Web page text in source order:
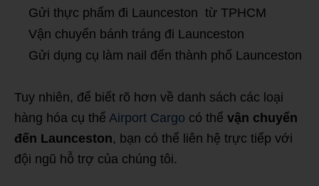
Gửi thực phẩm đi Launceston từ TPHCM
Vận chuyển bánh tráng đi Launceston
Gửi dụng cụ làm nail đến thành phố Launceston
Tuy nhiên, để biết rõ hơn về danh sách các loại
hàng hóa cụ thể Airport Cargo có thể vận chuyển
đến Launceston, bạn có thể liên hệ trực tiếp với
đội ngũ hỗ trợ của chúng tôi.